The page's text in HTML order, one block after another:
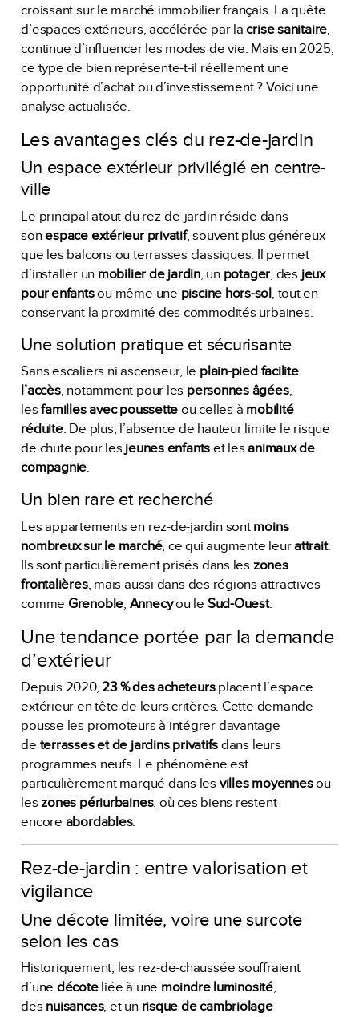
croissant sur le marché immobilier français. La quête
d’espaces extérieurs, accélérée par lacrise sanitaire,
continue d’influencer les modes de vie. Mais en 2025,
ce type de bien représente-t-il réellement une
opportunité d’achat ou d’investissement ? Voici une
analyse actualisée.
Les avantages clés du rez-de-jardin
Un espace extérieur privilégié en centre-
ville
Le principal atout du rez-de-jardin réside dans
sonespace extérieur privatif, souvent plus généreux
que les balcons ou terrasses classiques. Il permet
d’installer un mobilier de jardin, un potager, des jeux
pour enfantsou même une piscine hors-sol, tout en
conservant la proximité des commodités urbaines.
Une solution pratique et sécurisante
Sans escaliers ni ascenseur, le plain-pied facilite
l’accès, notamment pour les personnes âgées,
lesfamilles avec poussette ou celles à mobilité
réduite. De plus, l’absence de hauteur limite le risque
de chute pour lesjeunes enfants et lesanimaux de
compagnie.
Un bien rare et recherché
Les appartements en rez-de-jardin sont moins
nombreux sur le marché, ce qui augmente leurattrait.
Ils sont particulièrement prisés dans les zones
frontalières, mais aussi dans des régions attractives
comme Grenoble, Annecyou le Sud-Ouest.
Une tendance portée par la demande
d’extérieur
Depuis 2020, 23 % des acheteurs placent l’espace
extérieur en tête de leurs critères. Cette demande
pousse les promoteurs à intégrer davantage
de terrasses et de jardins privatifs dans leurs
programmes neufs. Le phénomène est
particulièrement marqué dans les villes moyennesou
leszones périurbaines, où ces biens restent
encore abordables.
Rez-de-jardin : entre valorisation et
vigilance
Une décote limitée, voire une surcote
selon les cas
Historiquement, les rez-de-chaussée souffraient
d’une décote liée à une moindre luminosité,
des nuisances, et un risque de cambriolage